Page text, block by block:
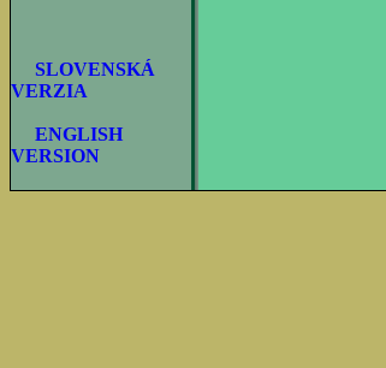
SLOVENSKÁ
VERZIA
ENGLISH
VERSION